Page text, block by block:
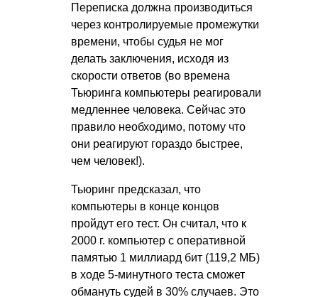
Переписка должна производиться
через контролируемые промежутки
времени, чтобы судья не мог
делать заключения, исходя из
скорости ответов (во времена
Тьюринга компьютеры реагировали
медленнее человека. Сейчас это
правило необходимо, потому что
они реагируют гораздо быстрее,
чем человек!).
Тьюринг предсказал, что
компьютеры в конце концов
пройдут его тест. Он считал, что к
2000 г. компьютер с оперативной
памятью 1 миллиард бит (119,2 МБ)
в ходе 5-минутного теста сможет
обмануть судей в 30% случаев. Это